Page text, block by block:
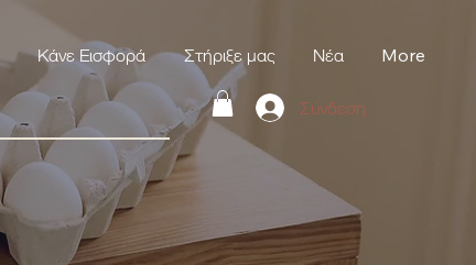
Κάνε Εισφορά Στήριξε μας Νέα More
Σύνδεση